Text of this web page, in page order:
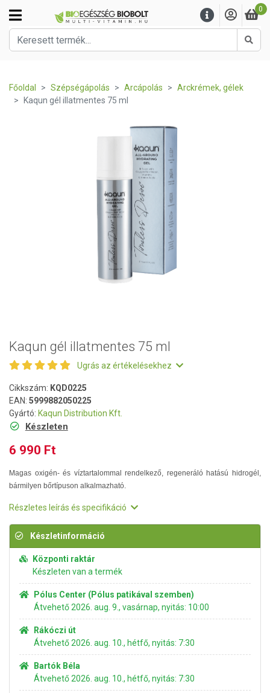
0
Főoldal Szépségápolás Arcápolás
Arckrémek, gélek
Kaqun gél illatmentes 75 ml
Kaqun gél illatmentes 75 ml
Ugrás az értékelésekhez
Cikkszám: KQD0225
EAN: 5999882050225
Gyártó: Kaqun Distribution Kft.
Készleten
6 990 Ft
Magas oxigén- és víztartalommal rendelkező, regeneráló hatású hidrogél,
bármilyen bőrtípuson alkalmazható.
Részletes leírás és specifikáció
Készletinformáció
Központi raktár
Készleten van a termék
Pólus Center (Pólus patikával szemben)
Átvehető 2026. aug. 9., vasárnap, nyitás: 10:00
Rákóczi út
Átvehető 2026. aug. 10., hétfő, nyitás: 7:30
Bartók Béla
Átvehető 2026. aug. 10., hétfő, nyitás: 7:30